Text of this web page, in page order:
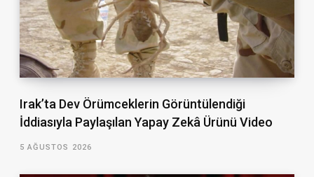
Irak’ta Dev Örümceklerin Görüntülendiği
İddiasıyla Paylaşılan Yapay Zekâ Ürünü Video
5 AĞUSTOS 2026